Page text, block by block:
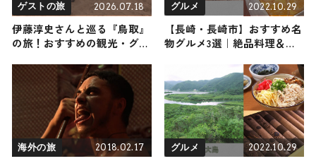
ゲストの旅 2026.07.18
伊藤淳史さんと巡る『鳥取』
の旅！おすすめの観光・グル
送
グルメ 2022.10.29
【長崎・長崎市】おすすめ名
物グルメ3選｜絶品料理＆ス
海外の旅 2018.02.17 グルメ 2022.10.29